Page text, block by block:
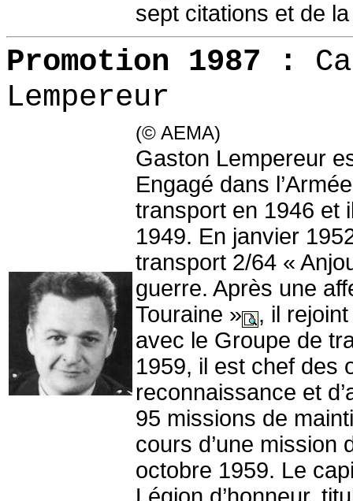
sept citations et de
Promotion 1987 :
Lempereur
(© AEMA)
Gaston Lempereur
Engagé dans
transport en 1946 et
1949. En janvier
transport 2/64 «
guerre. Après une
Touraine »
, il
avec le Groupe de
1959, il est chef des
reconnaissance et
95 missions de
cours d’une mission
octobre 1959. Le